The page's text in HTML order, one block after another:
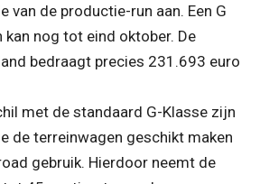
van de productie-run aan. Een G
kan nog tot eind oktober. De
bedraagt precies 231.693 euro
met de standaard G-Klasse zijn
de terreinwagen geschikt maken
gebruik. Hierdoor neemt de